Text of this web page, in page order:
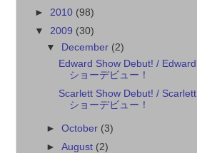
► 2010 (98)
▼ 2009 (30)
▼
December (2)
Edward Show Debut! / Edward
ショーデビュー！
Scarlett Show Debut! / Scarlett
ショーデビュー！
►October (3)
►August (2)